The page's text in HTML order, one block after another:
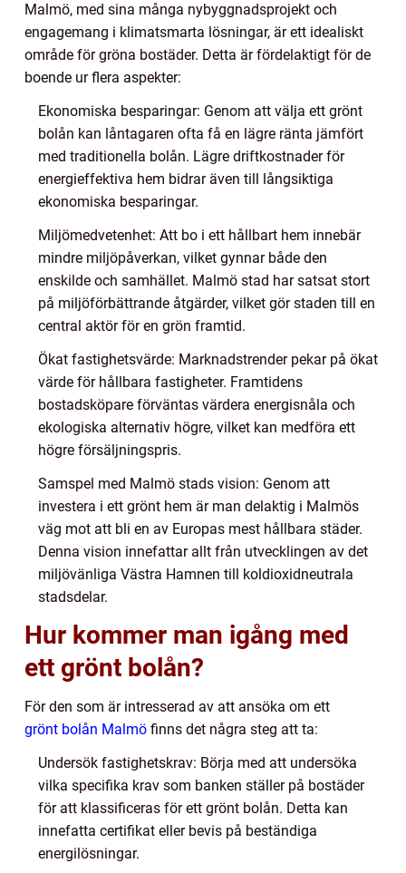
Malmö, med sina många nybyggnadsprojekt och
engagemang i klimatsmarta lösningar, är ett idealiskt
område för gröna bostäder. Detta är fördelaktigt för de
boende ur flera aspekter:
Ekonomiska besparingar: Genom att välja ett grönt
bolån kan låntagaren ofta få en lägre ränta jämfört
med traditionella bolån. Lägre driftkostnader för
energieffektiva hem bidrar även till långsiktiga
ekonomiska besparingar.
Miljömedvetenhet: Att bo i ett hållbart hem innebär
mindre miljöpåverkan, vilket gynnar både den
enskilde och samhället. Malmö stad har satsat stort
på miljöförbättrande åtgärder, vilket gör staden till en
central aktör för en grön framtid.
Ökat fastighetsvärde: Marknadstrender pekar på ökat
värde för hållbara fastigheter. Framtidens
bostadsköpare förväntas värdera energisnåla och
ekologiska alternativ högre, vilket kan medföra ett
högre försäljningspris.
Samspel med Malmö stads vision: Genom att
investera i ett grönt hem är man delaktig i Malmös
väg mot att bli en av Europas mest hållbara städer.
Denna vision innefattar allt från utvecklingen av det
miljövänliga Västra Hamnen till koldioxidneutrala
stadsdelar.
Hur kommer man igång med
ett grönt bolån?
För den som är intresserad av att ansöka om ett
grönt bolån Malmö finns det några steg att ta:
Undersök fastighetskrav: Börja med att undersöka
vilka specifika krav som banken ställer på bostäder
för att klassificeras för ett grönt bolån. Detta kan
innefatta certifikat eller bevis på beständiga
energilösningar.